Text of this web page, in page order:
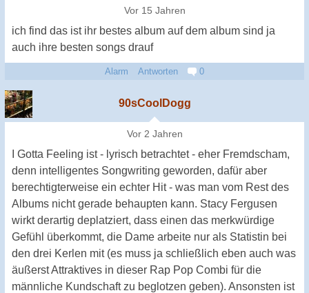
Vor 15 Jahren
ich find das ist ihr bestes album auf dem album sind ja
auch ihre besten songs drauf
Alarm Antworten 0
90sCoolDogg
Vor 2 Jahren
I Gotta Feeling ist - lyrisch betrachtet - eher Fremdscham,
denn intelligentes Songwriting geworden, dafür aber
berechtigterweise ein echter Hit - was man vom Rest des
Albums nicht gerade behaupten kann. Stacy Fergusen
wirkt derartig deplatziert, dass einen das merkwürdige
Gefühl überkommt, die Dame arbeite nur als Statistin bei
den drei Kerlen mit (es muss ja schließlich eben auch was
äußerst Attraktives in dieser Rap Pop Combi für die
männliche Kundschaft zu beglotzen geben). Ansonsten ist